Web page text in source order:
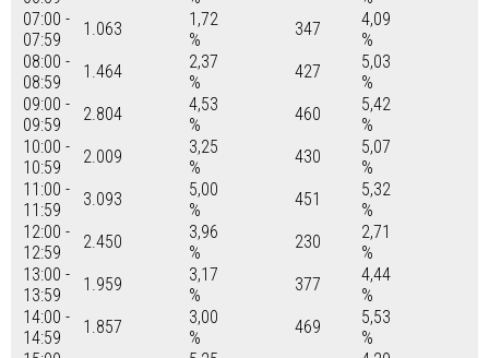
07:00 -
07:59
1.063
1,72
%
347
4,09
%
08:00 -
08:59
1.464
2,37
%
427
5,03
%
09:00 -
09:59
2.804
4,53
%
460
5,42
%
10:00 -
10:59
2.009
3,25
%
430
5,07
%
11:00 -
11:59
3.093
5,00
%
451
5,32
%
12:00 -
12:59
2.450
3,96
%
230
2,71
%
13:00 -
13:59
1.959
3,17
%
377
4,44
%
14:00 -
14:59
1.857
3,00
%
469
5,53
%